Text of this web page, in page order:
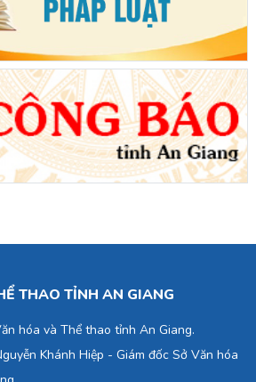
THAO TỈNH AN GIANG
hóa và Thể thao tỉnh An Giang.
Khánh Hiệp - Giám đốc Sở Văn hóa